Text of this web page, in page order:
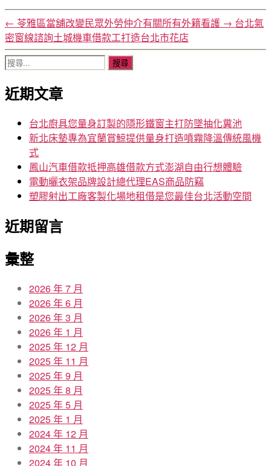
← 苓雅區當舖改變民眾外勞仲介有關所有外籍看護 → 台北氣
密窗線諮詢土城機車借款工打造台北市花店
搜
關
鍵
近期文章
台北廚具您量身訂製的隱形鐵窗主打防墜抽化糞池
新北床墊專為宜蘭賞鯨提供量身打造噴霧降溫傳統風機
式
鳳山汽車借款抵押高雄借款方式澎湖自由行想體驗
電動曬衣架品牌設計總代理EAS商品防竊
塑膠射出工廠客製化場地租借是您最佳台北活動空間
近期留言
彙整
2026 年 7 月
2026 年 6 月
2026 年 3 月
2026 年 1 月
2025 年 12 月
2025 年 11 月
2025 年 9 月
2025 年 8 月
2025 年 5 月
2025 年 1 月
2024 年 12 月
2024 年 11 月
2024 年 10 月